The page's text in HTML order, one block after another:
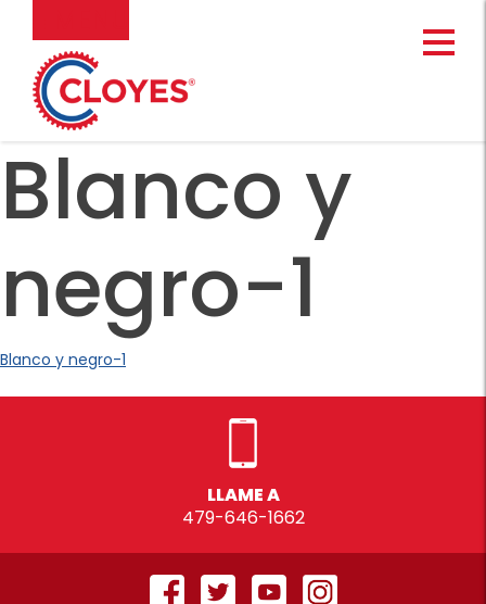
contenido
Blanco y
negro-1
Blanco y negro-1
LLAME A
479-646-1662